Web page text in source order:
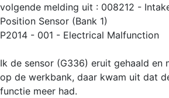
volgende melding uit : 008212 -
Position Sensor (Bank 1)
P2014 - 001 - Electrical Malfunction
Ik de sensor (G336) eruit gehaald en
op de werkbank, daar kwam uit dat
functie meer had.